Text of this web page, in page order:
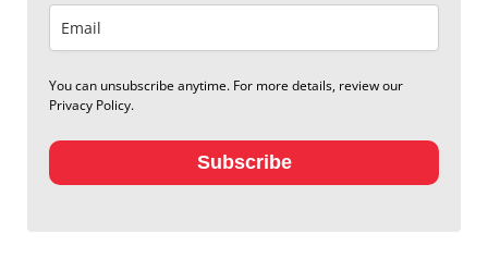
You can unsubscribe anytime. For more details, review our
Privacy Policy.
Subscribe